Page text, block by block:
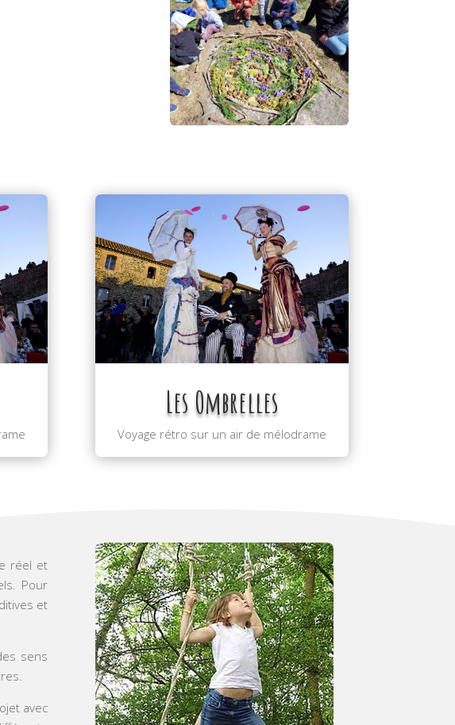
Les Ombrelles
Voyage rétro sur un air de mélodrame
réel et
Pour
et
sens
avec